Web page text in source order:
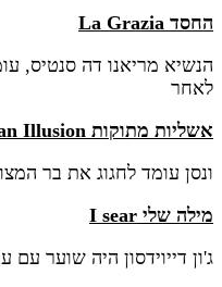
החסד La Grazia
הנשיא מריאנו דה סנטיס,
לאחר
אשליות מתוקות Just an Illusion
ונסן עומד לחגוג את בר
מילה שלי I sear
ג'ון דייוידסון היה שוער